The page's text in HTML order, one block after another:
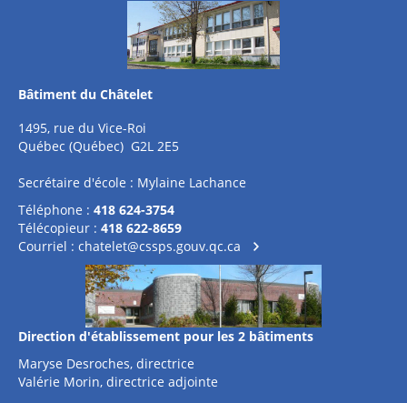
Bâtiment du Châtelet
1495, rue du Vice-Roi
Québec (Québec) G2L 2E5
Secrétaire d'école : Mylaine Lachance
Téléphone : 418 624-3754
Télécopieur : 418 622-8659
Courriel : chatelet@cssps.gouv.qc.ca
Direction d'établissement pour les 2 bâtiments
Maryse Desroches, directrice
Valérie Morin, directrice adjointe